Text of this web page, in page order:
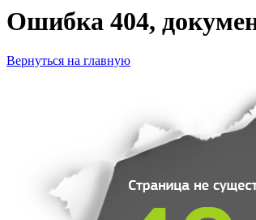
Ошибка 404,
Вернуться на главную